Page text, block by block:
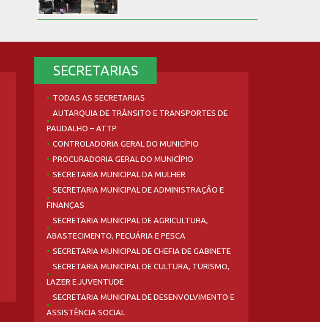
SECRETARIAS
TODAS AS SECRETARIAS
AUTARQUIA DE TRÂNSITO E TRANSPORTES DE
PAUDALHO – ATTP
CONTROLADORIA GERAL DO MUNICÍPIO
PROCURADORIA GERAL DO MUNICÍPIO
SECRETARIA MUNICIPAL DA MULHER
SECRETARIA MUNICIPAL DE ADMINISTRAÇÃO E
FINANÇAS
SECRETARIA MUNICIPAL DE AGRICULTURA,
ABASTECIMENTO, PECUÁRIA E PESCA
SECRETARIA MUNICIPAL DE CHEFIA DE GABINETE
SECRETARIA MUNICIPAL DE CULTURA, TURISMO,
LAZER E JUVENTUDE
SECRETARIA MUNICIPAL DE DESENVOLVIMENTO E
ASSISTÊNCIA SOCIAL